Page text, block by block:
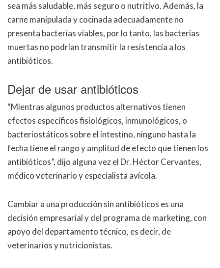
sea más saludable, más seguro o nutritivo. Además, la
carne manipulada y cocinada adecuadamente no
presenta bacterias viables, por lo tanto, las bacterias
muertas no podrían transmitir la resistencia a los
antibióticos.
Dejar de usar antibióticos
“Mientras algunos productos alternativos tienen
efectos específicos fisiológicos, inmunológicos, o
bacteriostáticos sobre el intestino, ninguno hasta la
fecha tiene el rango y amplitud de efecto que tienen los
antibióticos”, dijo alguna vez el Dr. Héctor Cervantes,
médico veterinario y especialista avícola.
Cambiar a una producción sin antibióticos es una
decisión empresarial y del programa de marketing, con
apoyo del departamento técnico, es decir, de
veterinarios y nutricionistas.